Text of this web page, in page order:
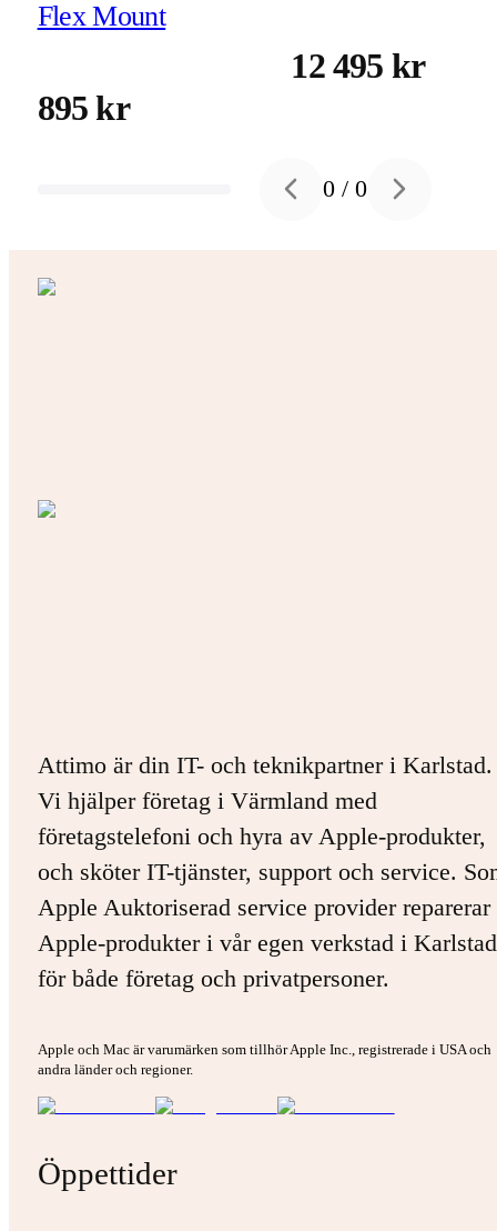
Flex Mount
895 kr
12 495 kr
Previous slide
0 /0 Next slide
Attimo är din IT- och teknikpartner i Karlstad.
Vi hjälper företag i Värmland med
företagstelefoni och hyra av Apple-produkter,
och sköter IT-tjänster, support och service.
Apple Auktoriserad service provider
Apple-produkter i vår egen verkstad i
för både företag och privatpersoner.
Apple och Mac är varumärken som tillhör Apple Inc., registrerade i USA och
andra länder och regioner.
Öppettider